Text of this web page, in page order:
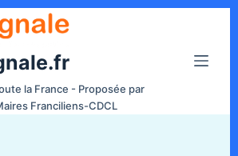
la France - Proposée par
Franciliens-CDCL